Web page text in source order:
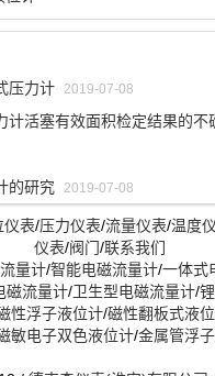
压力计 2019-07-08
计活塞有效面积检定结果的不
的研究 2019-07-08
仪表/压力仪表/流量仪表/温度
仪表/阀门/联系我们
量计/智能电磁流量计/一体式
磁流量计/卫生型电磁流量计/
性浮子液位计/磁性翻板式液
敏电子双色液位计/金属管浮